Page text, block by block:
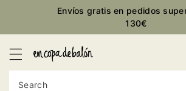
Envíos gratis en pedidos
130€
Search